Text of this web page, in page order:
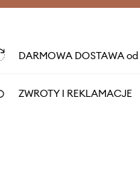
DARMOWA DOSTAWA od
ZWROTY I REKLAMACJE